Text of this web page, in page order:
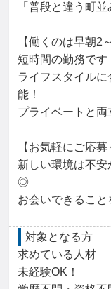
「普段と違う町
【働くのは早朝2
短時間の勤務です
ライフスタイル
能！
プライベートと両
【お気軽にご応
新しい環境は不
◎
お会いできるこ
対象となる方
求めている人材
未経験OK！